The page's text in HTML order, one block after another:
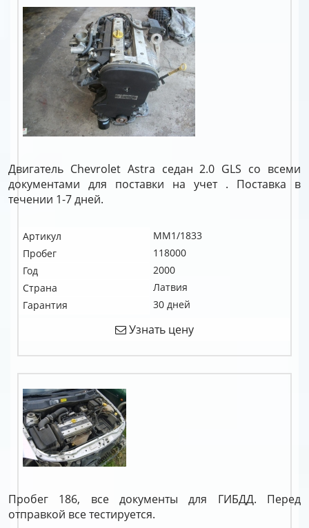
Двигатель Chevrolet Astra седан 2.0 GLS со всеми
документами для поставки на учет . Поставка в
течении 1-7 дней.
Артикул
MM1/1833
Пробег
118000
Год
2000
Страна
Латвия
Гарантия
30 дней
Узнать цену
Пробег 186, все документы для ГИБДД. Перед
отправкой все тестируется.